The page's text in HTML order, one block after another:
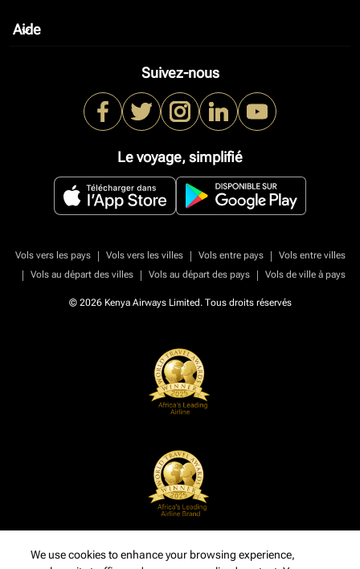
Aide
keyboard_arrow_down
Suivez-nous
Le voyage, simplifié
Vols vers les pays | Vols vers les villes | Vols entre pays |
Vols entre villes
|
Vols au départ des villes | Vols au départ des pays | Vols de ville à pays
© 2026 Kenya Airways Limited. Tous droits réservés
We use cookies to enhance your browsing experience,